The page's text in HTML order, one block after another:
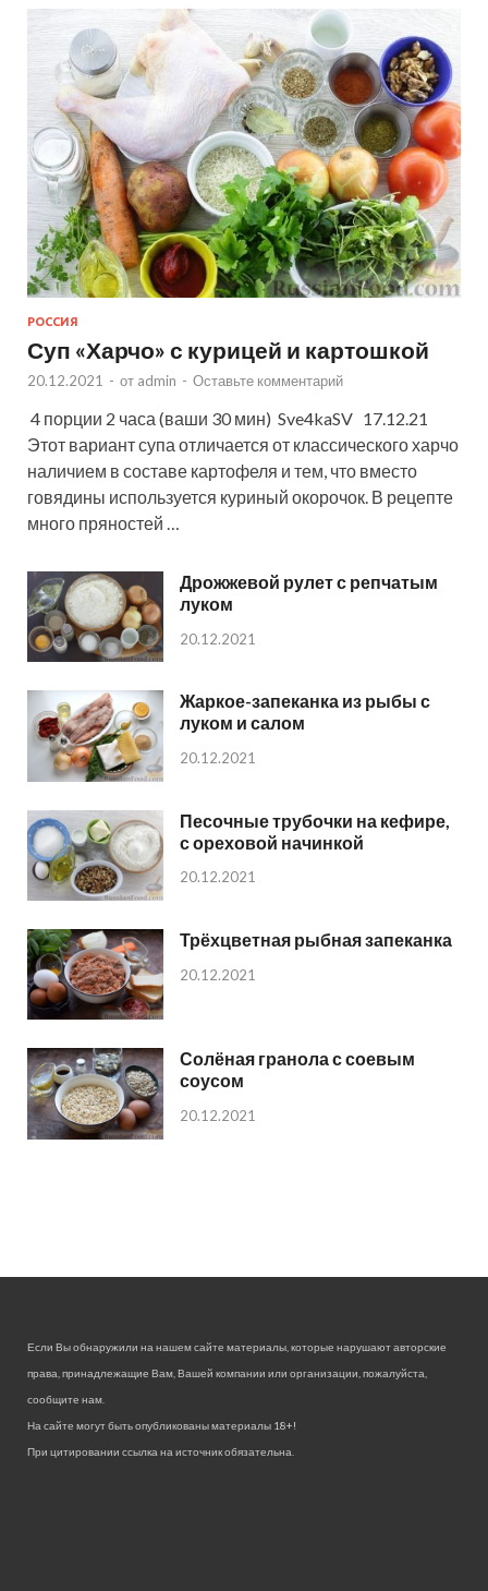
РОССИЯ
Суп «Харчо» с курицей и картошкой
20.12.2021 - от admin - Оставьте комментарий
4 порции 2 часа (ваши 30 мин) Sve4kaSV 17.12.21
Этот вариант супа отличается от классического харчо
наличием в составе картофеля и тем, что вместо
говядины используется куриный окорочок. В рецепте
много пряностей …
Дрожжевой рулет с репчатым
луком
20.12.2021
Жаркое-запеканка из рыбы с
луком и салом
20.12.2021
Песочные трубочки на кефире,
с ореховой начинкой
20.12.2021
Трёхцветная рыбная запеканка
20.12.2021
Солёная гранола с соевым
соусом
20.12.2021
Если Вы обнаружили на нашем сайте материалы, которые нарушают авторские
права, принадлежащие Вам, Вашей компании или организации, пожалуйста,
сообщите нам.
На сайте могут быть опубликованы материалы 18+!
При цитировании ссылка на источник обязательна.